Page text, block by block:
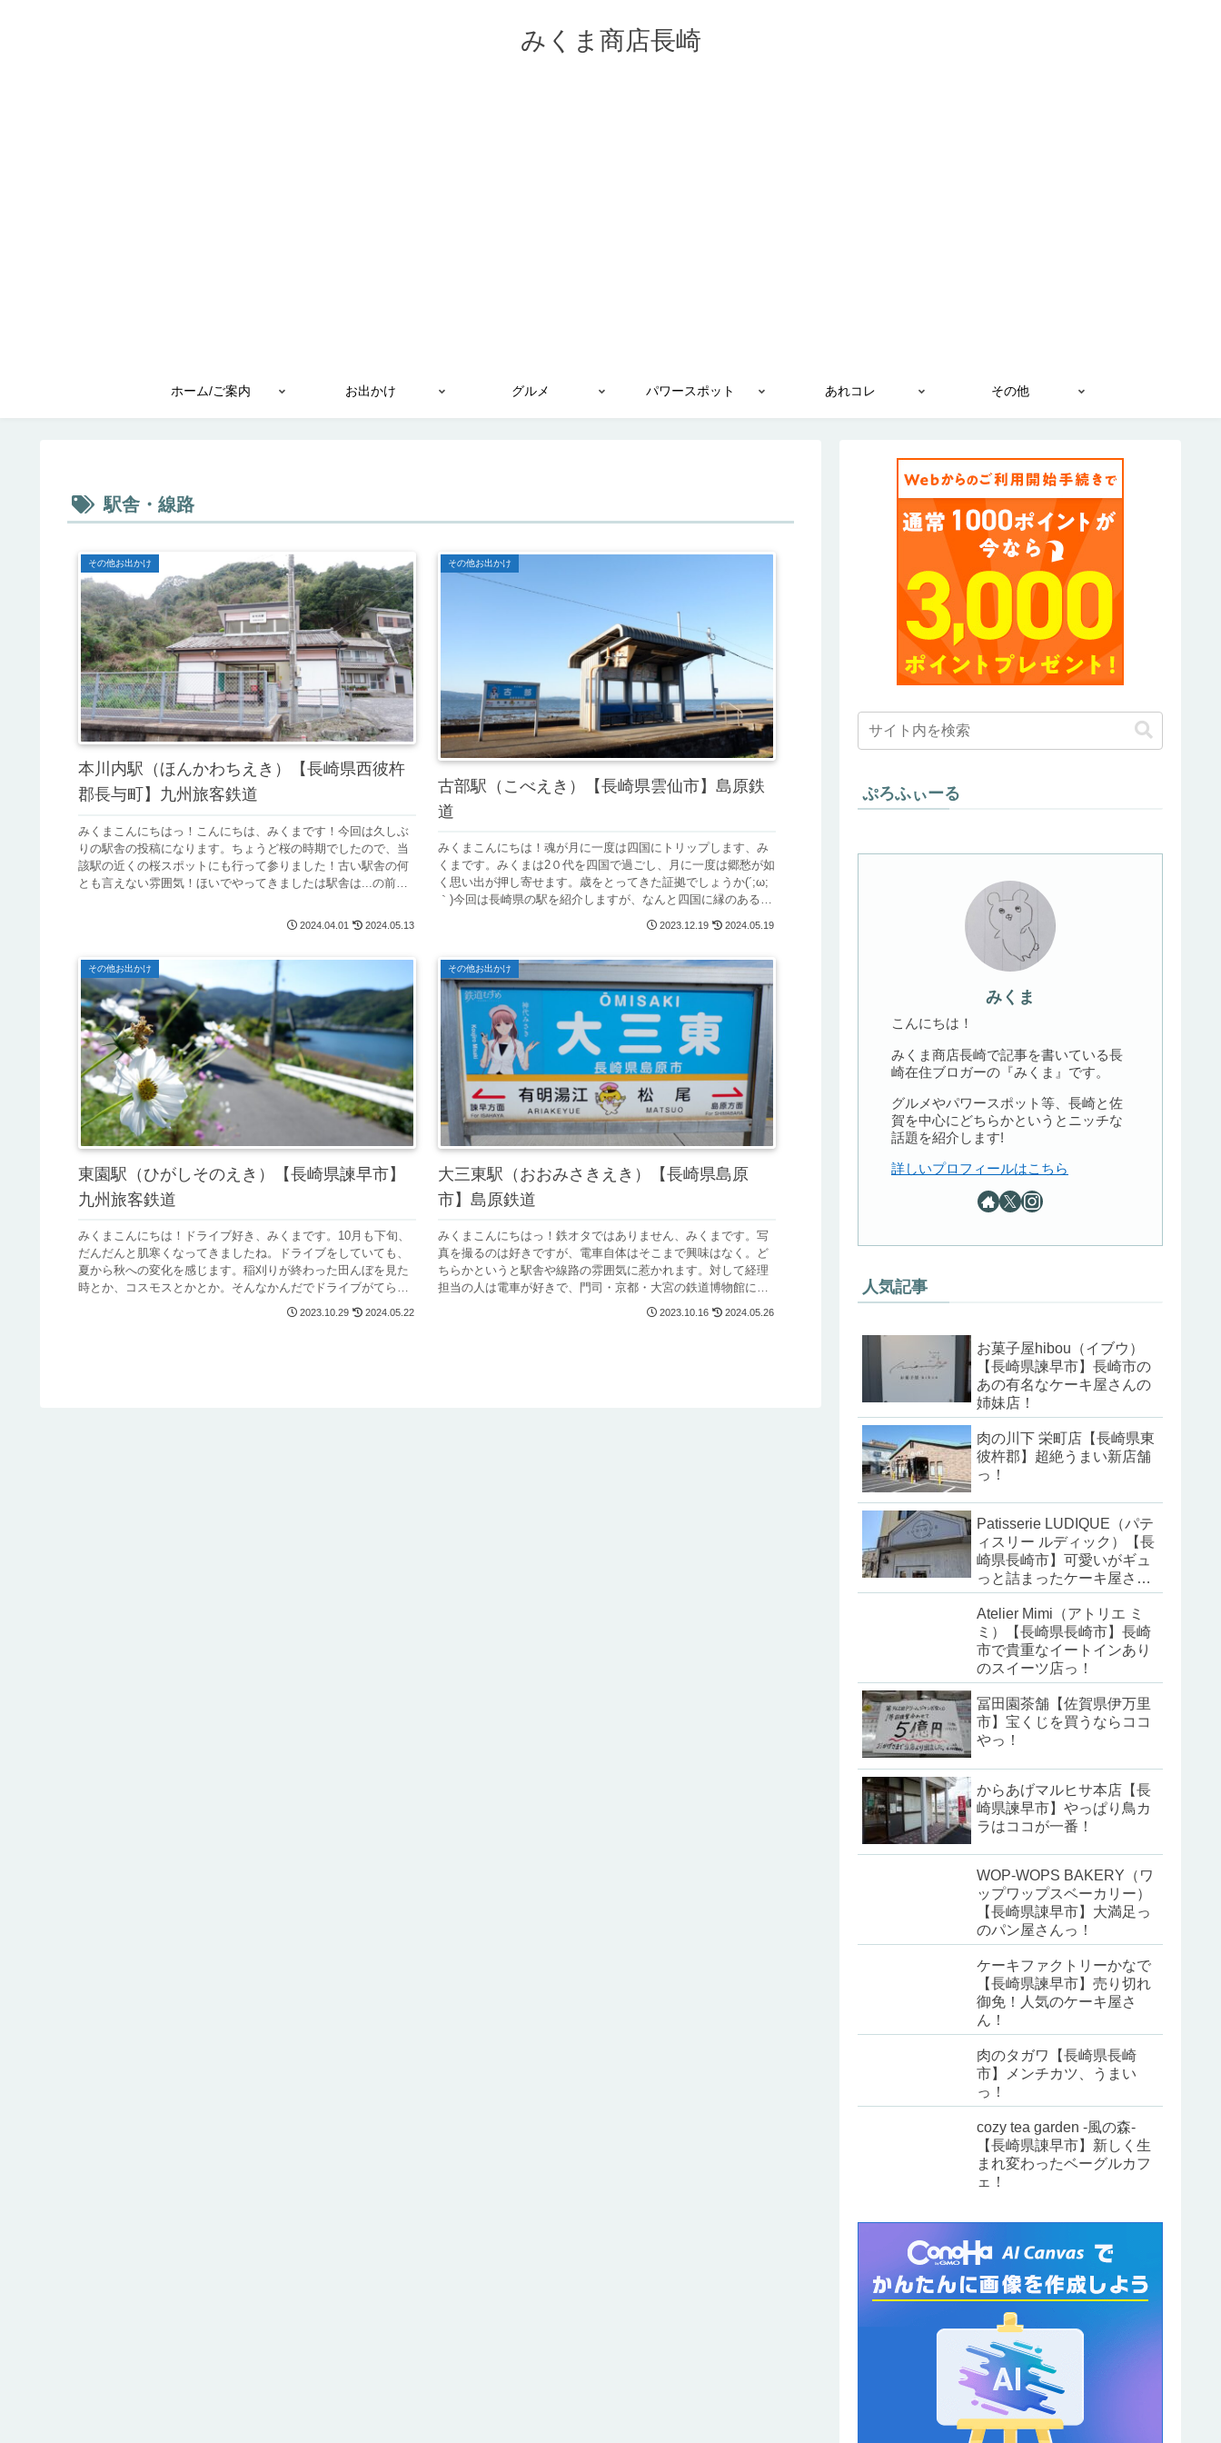
みくま商店長崎
ホーム/ご案内 お出かけ グルメ パワースポット あれコレ その他
駅舎・線路
その他お出かけ
本川内駅（ほんかわちえき）【長崎県西彼杵
郡長与町】九州旅客鉄道
みくまこんにちはっ！こんにちは、みくまです！今回は久しぶ
りの駅舎の投稿になります。ちょうど桜の時期でしたので、当
該駅の近くの桜スポットにも行って参りました！古い駅舎の何
とも言えない雰囲気！ほいでやってきましたは駅舎は...の前
2024.04.01 2024.05.13
その他お出かけ
古部駅（こべえき）【長崎県雲仙市】島原鉄
道
みくまこんにちは！魂が月に一度は四国にトリップします、み
くまです。みくまは2０代を四国で過ごし、月に一度は郷愁が如
く思い出が押し寄せます。歳をとってきた証拠でしょうか(´;ω;
｀)今回は長崎県の駅を紹介しますが、なんと四国に縁のあるあ
2023.12.19 2024.05.19
その他お出かけ
東園駅（ひがしそのえき）【長崎県諫早市】
九州旅客鉄道
みくまこんにちは！ドライブ好き、みくまです。10月も下旬、
だんだんと肌寒くなってきましたね。ドライブをしていても、
夏から秋への変化を感じます。稲刈りが終わった田んぼを見た
時とか、コスモスとかとか。そんなかんだでドライブがてら、
2023.10.29 2024.05.22
その他お出かけ
大三東駅（おおみさきえき）【長崎県島原
市】島原鉄道
みくまこんにちはっ！鉄オタではありません、みくまです。写
真を撮るのは好きですが、電車自体はそこまで興味はなく。ど
ちらかというと駅舎や線路の雰囲気に惹かれます。対して経理
担当の人は電車が好きで、門司・京都・大宮の鉄道博物館に行
2023.10.16 2024.05.26
ぷろふぃーる
みくま
こんにちは！
みくま商店長崎で記事を書いている長
崎在住ブロガーの『みくま』です。
グルメやパワースポット等、長崎と佐
賀を中心にどちらかというとニッチな
話題を紹介します!
詳しいプロフィールはこちら
人気記事
お菓子屋hibou（イブウ）
【長崎県諫早市】長崎市の
あの有名なケーキ屋さんの
姉妹店！
肉の川下 栄町店【長崎県東
彼杵郡】超絶うまい新店舗
っ！
Patisserie LUDIQUE（パテ
ィスリー ルディック）【長
崎県長崎市】可愛いがギュ
っと詰まったケーキ屋さ
ん！
Atelier Mimi（アトリエ ミ
ミ）【長崎県長崎市】長崎
市で貴重なイートインあり
のスイーツ店っ！
冨田園茶舗【佐賀県伊万里
市】宝くじを買うならココ
やっ！
からあげマルヒサ本店【長
崎県諫早市】やっぱり鳥カ
ラはココが一番！
WOP-WOPS BAKERY（ワ
ップワップスベーカリー）
【長崎県諌早市】大満足っ
のパン屋さんっ！
ケーキファクトリーかなで
【長崎県諫早市】売り切れ
御免！人気のケーキ屋さ
ん！
肉のタガワ【長崎県長崎
市】メンチカツ、うまい
っ！
cozy tea garden -風の森-
【長崎県諌早市】新しく生
まれ変わったベーグルカフ
ェ！